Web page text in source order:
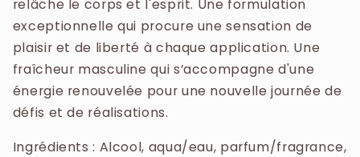
relâche le corps et l'esprit. Une formulation
exceptionnelle qui procure une sensation de
plaisir et de liberté à chaque application. Une
fraîcheur masculine qui s’accompagne d'une
énergie renouvelée pour une nouvelle journée de
défis et de réalisations.
Ingrédients : Alcool, aqua/eau, parfum/fragrance,